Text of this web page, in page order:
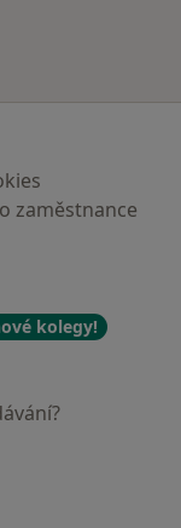
zaměstnance
kolegy!